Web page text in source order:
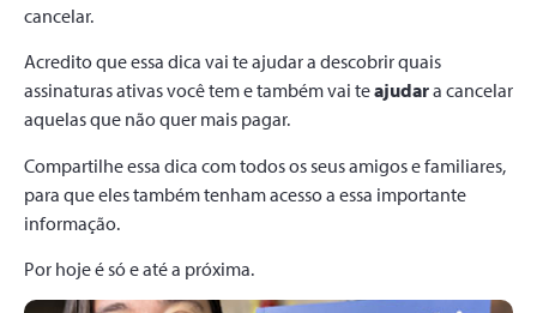
cancelar.
Acredito que essa dica vai te ajudar a descobrir quais
assinaturas ativas você tem e também vai teajudara cancelar
aquelas que não quer mais pagar.
Compartilhe essa dica com todos os seus amigos e familiares,
para que eles também tenham acesso a essa importante
informação.
Por hoje é só e até a próxima.